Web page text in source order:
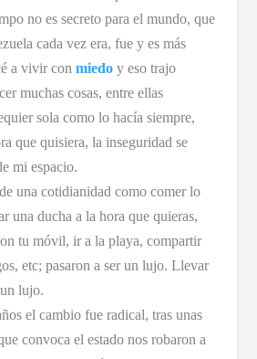
no es secreto para el mundo, que
cada vez era, fue y es más
a vivir con miedoy eso trajo
muchas cosas, entre ellas
sola como lo hacía siempre,
que quisiera, la inseguridad se
mi espacio.
una cotidianidad como comer lo
una ducha a la hora que quieras,
tu móvil, ir a la playa, compartir
etc; pasaron a ser un lujo. Llevar
lujo.
el cambio fue radical, tras unas
convoca el estado nos robaron a